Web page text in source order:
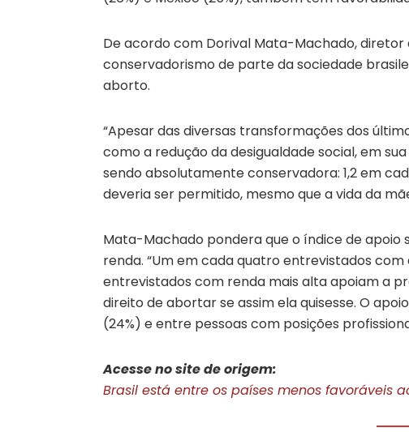
De acordo com Dorival Mata-Machado, diretor
conservadorismo de parte da sociedade
aborto.
“Apesar das diversas transformações dos
como a redução da desigualdade social, em
sendo absolutamente conservadora: 1,2 em
deveria ser permitido, mesmo que a vida da
Mata-Machado pondera que o índice de
renda. “Um em cada quatro entrevistados
entrevistados com renda mais alta apoiam a
direito de abortar se assim ela quisesse. O
(24%) e entre pessoas com posições
Acesse no site de origem:
Brasil está entre os países menos favoráveis